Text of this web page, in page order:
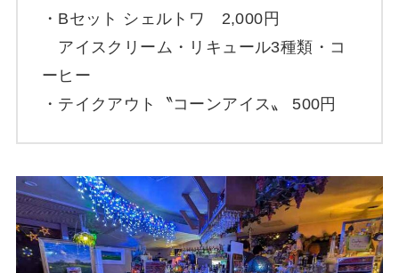
・Bセット シェルトワ 2,000円
アイスクリーム・リキュール3種類・コ
ーヒー
・テイクアウト〝コーンアイス〟 500円